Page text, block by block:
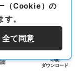
面
印刷
ダウンロード
（Cookie）の
。
全て同意